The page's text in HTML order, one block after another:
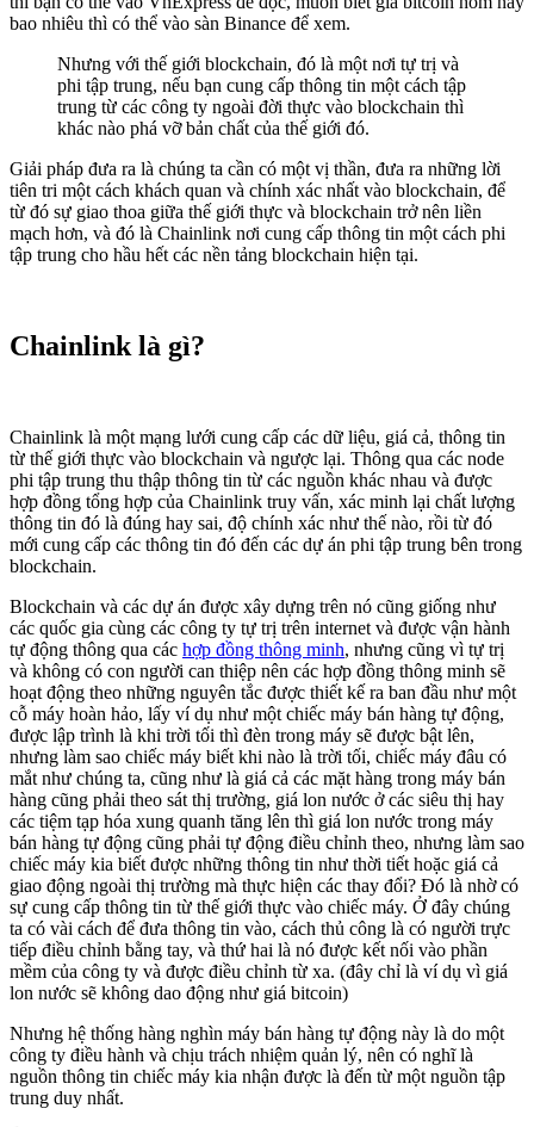
bao nhiêu thì có thể vào sàn Binance để xem.
Nhưng với thế giới blockchain, đó là một nơi tự trị và
phi tập trung, nếu bạn cung cấp thông tin một cách tập
trung từ các công ty ngoài đời thực vào blockchain thì
khác nào phá vỡ bản chất của thế giới đó.
Giải pháp đưa ra là chúng ta cần có một vị thần, đưa ra những lời
tiên tri một cách khách quan và chính xác nhất vào blockchain, để
từ đó sự giao thoa giữa thế giới thực và blockchain trở nên liền
mạch hơn, và đó là Chainlink nơi cung cấp thông tin một cách phi
tập trung cho hầu hết các nền tảng blockchain hiện tại.
Chainlink là gì?
Chainlink là một mạng lưới cung cấp các dữ liệu, giá cả, thông tin
từ thế giới thực vào blockchain và ngược lại. Thông qua các node
phi tập trung thu thập thông tin từ các nguồn khác nhau và được
hợp đồng tổng hợp của Chainlink truy vấn, xác minh lại chất lượng
thông tin đó là đúng hay sai, độ chính xác như thế nào, rồi từ đó
mới cung cấp các thông tin đó đến các dự án phi tập trung bên trong
blockchain.
Blockchain và các dự án được xây dựng trên nó cũng giống như
các quốc gia cùng các công ty tự trị trên internet và được vận hành
tự động thông qua các hợp đồng thông minh, nhưng cũng vì tự trị
và không có con người can thiệp nên các hợp đồng thông minh sẽ
hoạt động theo những nguyên tắc được thiết kế ra ban đầu như một
cỗ máy hoàn hảo, lấy ví dụ như một chiếc máy bán hàng tự động,
được lập trình là khi trời tối thì đèn trong máy sẽ được bật lên,
nhưng làm sao chiếc máy biết khi nào là trời tối, chiếc máy đâu có
mắt như chúng ta, cũng như là giá cả các mặt hàng trong máy bán
hàng cũng phải theo sát thị trường, giá lon nước ở các siêu thị hay
các tiệm tạp hóa xung quanh tăng lên thì giá lon nước trong máy
bán hàng tự động cũng phải tự động điều chỉnh theo, nhưng làm sao
chiếc máy kia biết được những thông tin như thời tiết hoặc giá cả
giao động ngoài thị trường mà thực hiện các thay đổi? Đó là nhờ có
sự cung cấp thông tin từ thế giới thực vào chiếc máy. Ở đây chúng
ta có vài cách để đưa thông tin vào, cách thủ công là có người trực
tiếp điều chỉnh bằng tay, và thứ hai là nó được kết nối vào phần
mềm của công ty và được điều chỉnh từ xa. (đây chỉ là ví dụ vì giá
lon nước sẽ không dao động như giá bitcoin)
Nhưng hệ thống hàng nghìn máy bán hàng tự động này là do một
công ty điều hành và chịu trách nhiệm quản lý, nên có nghĩ là
nguồn thông tin chiếc máy kia nhận được là đến từ một nguồn tập
trung duy nhất.